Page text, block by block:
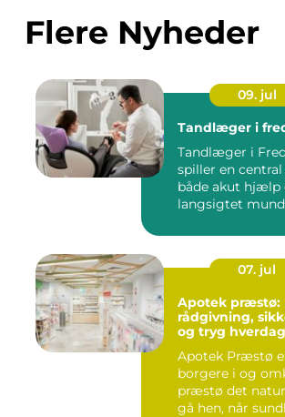
Flere Nyheder
09. jul
Tandlæger i
Tandlæger i
spiller en
både akut hjælp
langsigtet
07. jul
Apotek præstø:
rådgivning,
og tryg hverdag
Apotek Præstø
borgere i og
præstø det
gå hen, når